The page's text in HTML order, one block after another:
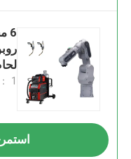
1
استمر